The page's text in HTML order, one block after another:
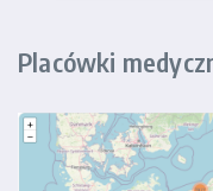
Placówki